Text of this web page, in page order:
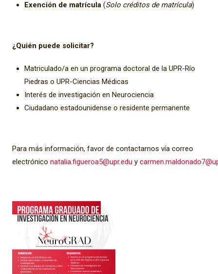
Exención de matrícula (Solo créditos de matrícula)
¿Quién puede solicitar?
Matriculado/a en un programa doctoral de la UPR-Río
Piedras o UPR-Ciencias Médicas
Interés de investigación en Neurociencia
Ciudadano estadounidense o residente permanente
Para más información, favor de contactarnos vía correo
electrónico natalia.figueroa5@upr.edu y